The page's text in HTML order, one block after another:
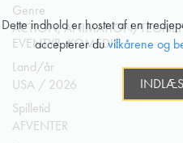
Dette indhold er hostet af en
accepterer duvilkårene og
Genre
ACTION, ANIMATION/
EVENTYR, KOMEDIE
Land/år
USA / 2026
Spilletid
AFVENTER